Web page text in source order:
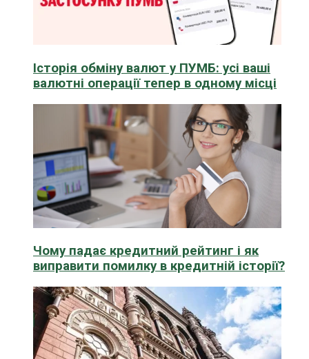
Історія обміну валют у ПУМБ: усі ваші
валютні операції тепер в одному місці
Чому падає кредитний рейтинг і як
виправити помилку в кредитній історії?